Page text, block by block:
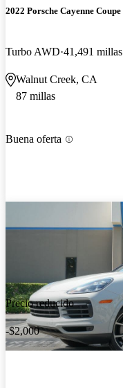
2022 Porsche Cayenne Coupe
Turbo AWD 41,491 millas
Walnut Creek, CA
87 millas
Buena oferta
Precio reducido
-$2,000